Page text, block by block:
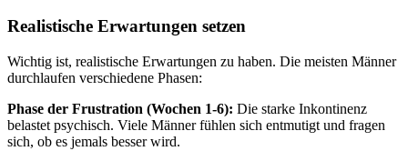
Realistische Erwartungen setzen
Wichtig ist, realistische Erwartungen zu haben. Die meisten Männer
durchlaufen verschiedene Phasen:
Phase der Frustration (Wochen 1-6): Die starke Inkontinenz
belastet psychisch. Viele Männer fühlen sich entmutigt und fragen
sich, ob es jemals besser wird.